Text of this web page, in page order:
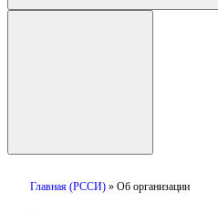
Главная (РССИ) » Об организации